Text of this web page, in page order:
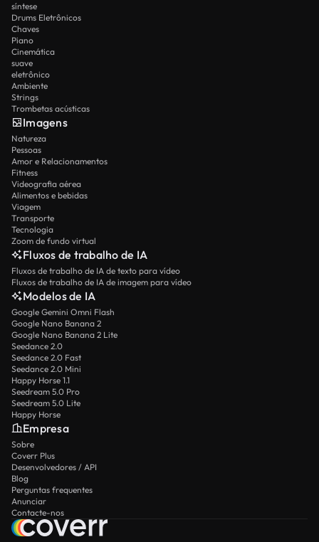
síntese
Drums Eletrônicos
Chaves
Piano
Cinemática
suave
eletrônico
Ambiente
Strings
Trombetas acústicas
Imagens
Natureza
Pessoas
Amor e Relacionamentos
Fitness
Videografia aérea
Alimentos e bebidas
Viagem
Transporte
Tecnologia
Zoom de fundo virtual
Fluxos de trabalho de IA
Fluxos de trabalho de IA de texto para vídeo
Fluxos de trabalho de IA de imagem para vídeo
Modelos de IA
Google Gemini Omni Flash
Google Nano Banana 2
Google Nano Banana 2 Lite
Seedance 2.0
Seedance 2.0 Fast
Seedance 2.0 Mini
Happy Horse 1.1
Seedream 5.0 Pro
Seedream 5.0 Lite
Happy Horse
Empresa
Sobre
Coverr Plus
Desenvolvedores / API
Blog
Perguntas frequentes
Anunciar
Contacte-nos